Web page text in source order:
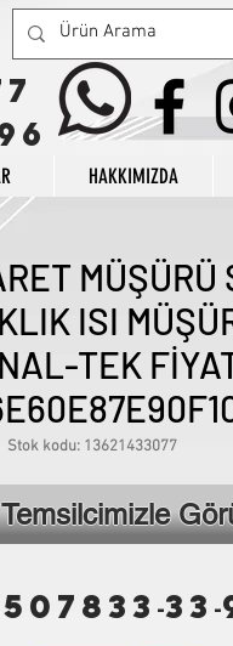
HAKKIMIZDA
MÜŞÜRÜ
ISI
TEK
Stok kodu: 13621433077
₺925,00Fiyat
-33 -
Temsilcimizle